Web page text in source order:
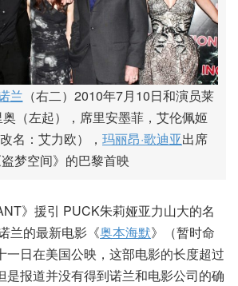
兰 （右二）2010年7月10日和演员莱
奥（左起），席里安墨菲，艾伦佩姬
名：艾力欧）， 玛丽昂·歌迪亚出席
盗梦空间》的巴黎首映
》援引 PUCK朱莉娅亚力山大的名
兰的最新电影《奥本海默》（暂时命
一日在美国公映，这部电影的长度超过
是报道并没有得到诺兰和电影公司的确